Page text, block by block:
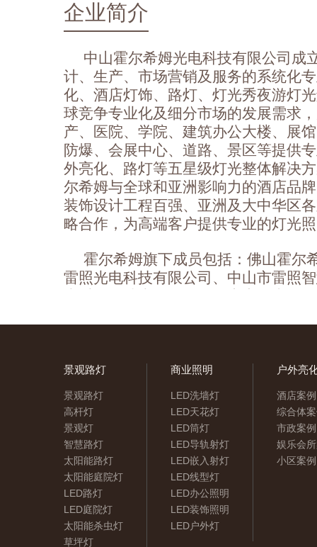
企业简介
中山霍尔希姆光电科技有限公司成
计、生产、市场营销及服务的系统化
化、酒店灯饰、路灯、灯光秀夜游灯
球竞争专业化及细分市场的发展需求
产、医院、学院、建筑办公大楼、展
防爆、会展中心、道路、景区等提供
外亮化、路灯等五星级灯光整体解决
尔希姆与全球和亚洲影响力的酒店品
装饰设计工程百强、亚洲及大中华区
略合作，为高端客户提供专业的灯光
霍尔希姆旗下成员包括：佛山霍尔
雷照光电科技有限公司、中山市雷照
景观路灯
景观路灯
高杆灯
景观灯
智慧路灯
太阳能路灯
太阳能庭院灯
LED路灯
LED庭院灯
太阳能杀虫灯
草坪灯
商业照明
LED洗墙灯
LED天花灯
LED筒灯
LED导轨射灯
LED嵌入射灯
LED线型灯
LED办公照明
LED装饰照明
LED户外灯
户外亮
酒店案例
综合体
市政案例
娱乐会
小区案例